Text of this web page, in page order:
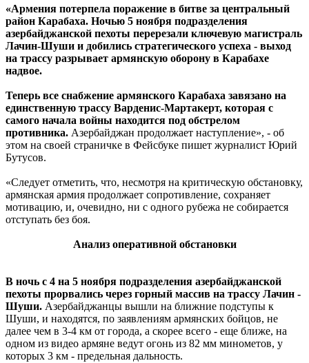
«Армения потерпела поражение в битве за центральный
район Карабаха. Ночью 5 ноября подразделения
азербайджанской пехоты перерезали ключевую магистраль
Лачин-Шуши и добились стратегического успеха - выход
на трассу разрывает армянскую оборону в Карабахе
надвое.
Теперь все снабжение армянского Карабаха завязано на
единственную трассу Варденис-Мартакерт, которая с
самого начала войны находится под обстрелом
противника. Азербайджан продолжает наступление», - об
этом на своей страничке в Фейсбуке пишет журналист Юрий
Бутусов.
«Следует отметить, что, несмотря на критическую обстановку,
армянская армия продолжает сопротивление, сохраняет
мотивацию, и, очевидно, ни с одного рубежа не собирается
отступать без боя.
Анализ оперативной обстановки
В ночь с 4 на 5 ноября подразделения азербайджанской
пехоты прорвались через горный массив на трассу Лачин -
Шуши. Азербайджанцы вышли на ближние подступы к
Шуши, и находятся, по заявлениям армянских бойцов, не
далее чем в 3-4 км от города, а скорее всего - еще ближе, на
одном из видео армяне ведут огонь из 82 мм минометов, у
которых 3 км - предельная дальность.